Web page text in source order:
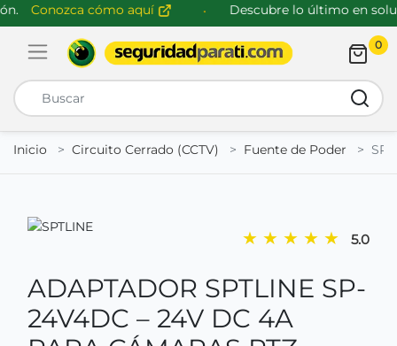
Conozca cómo aquí Descubre lo último en
Abrir menú de navegación
0
Inicio
Circuito Cerrado (CCTV) Fuente de Poder SP-
★ ★ ★ ★ ★ 5.0
ADAPTADOR SPTLINE SP-
24V4DC – 24V DC 4A